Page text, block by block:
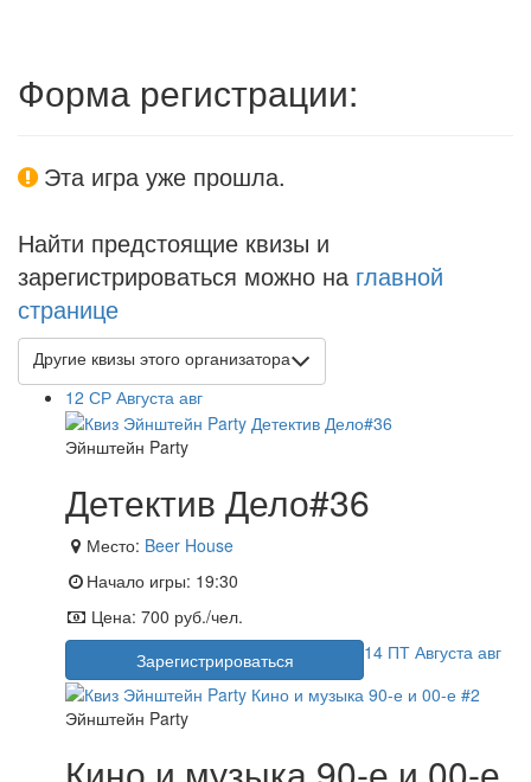
Форма регистрации:
Эта игра уже прошла.
Найти предстоящие квизы и
зарегистрироваться можно на главной
странице
Другие квизы этого организатора
12 СР Августа авг
Эйнштейн Party
Детектив Дело#36
Место: Beer House
Начало игры: 19:30
Цена: 700 руб./чел.
Зарегистрироваться
14 ПТ Августа авг
Эйнштейн Party